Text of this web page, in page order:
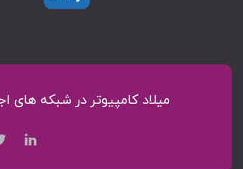
میلاد کامپیوتر در شبکه های